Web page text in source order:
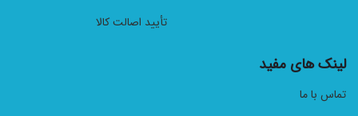
تأیید اصالت کالا
لینک های مفید
تماس با ما